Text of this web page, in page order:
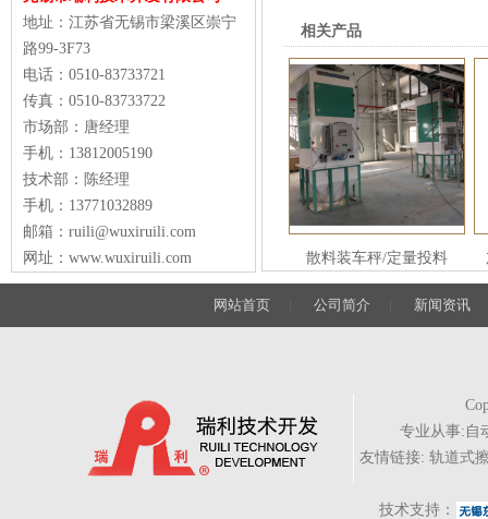
地址：江苏省无锡市梁溪区崇宁
路99-3F73
电话：0510-83733721
传真：0510-83733722
市场部：唐经理
手机：13812005190
技术部：陈经理
手机：13771032889
邮箱：ruili@wuxiruili.com
网址：www.wuxiruili.com
相关产品
散料装车秤/定量投料
网站首页 公司简介 新闻资讯
专业从事: 自
友情链接:轨道式
技术支持：